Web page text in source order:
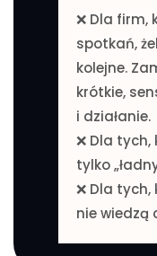
❌ Dla
spotkań,
kolejne.
krótkie,
i działanie.
❌ Dla
tylko
❌ Dla tych,
nie wiedzą